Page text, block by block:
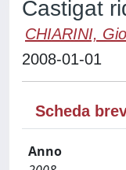
Castigat
CHIARINI,
2008-01-01
Scheda
Anno